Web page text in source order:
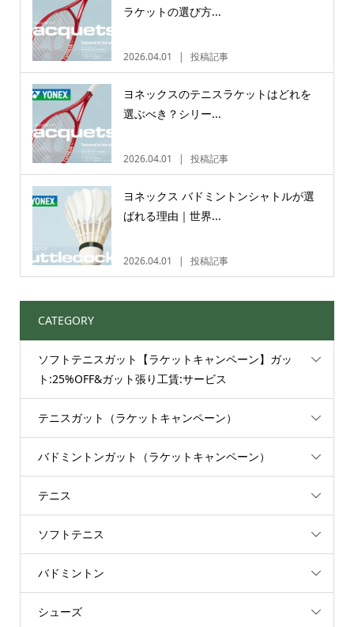
ラケットの選び方...
2026.04.01 投稿記事
ヨネックスのテニスラケットはどれを
選ぶべき？シリー...
2026.04.01 投稿記事
ヨネックス バドミントンシャトルが選
ばれる理由｜世界...
2026.04.01 投稿記事
CATEGORY
ソフトテニスガット【ラケットキャンペーン】ガッ
ト:25%OFF&ガット張り工賃:サービス
テニスガット（ラケットキャンペーン）
バドミントンガット（ラケットキャンペーン）
テニス
ソフトテニス
バドミントン
シューズ